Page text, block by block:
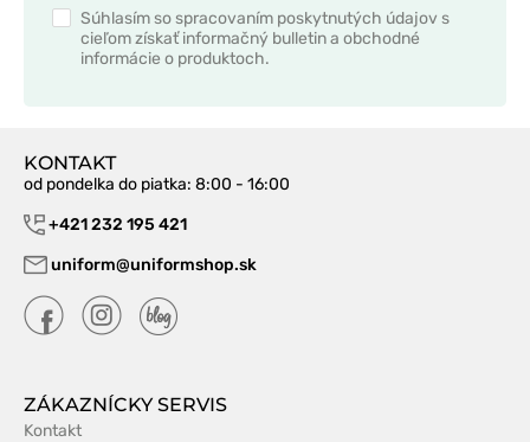
Súhlasím so spracovaním poskytnutých údajov s
cieľom získať informačný bulletin a obchodné
informácie o produktoch.
KONTAKT
od pondelka do piatka: 8:00 - 16:00
+421 232 195 421
uniform@uniformshop.sk
ZÁKAZNÍCKY SERVIS
Kontakt